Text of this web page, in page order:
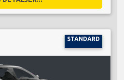
STANDARD